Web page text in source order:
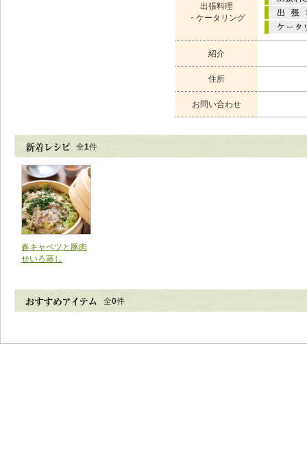
出張料理
・ケータリング
紹介
住所
お問い合わせ
全1件
春キャベツと豚肉
せいろ蒸し
全0件